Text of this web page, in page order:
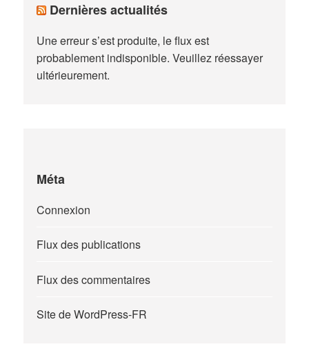
Dernières actualités
Une erreur s’est produite, le flux est
probablement indisponible. Veuillez réessayer
ultérieurement.
Méta
Connexion
Flux des publications
Flux des commentaires
Site de WordPress-FR